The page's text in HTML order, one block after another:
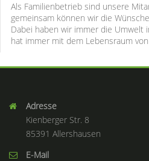
Als Familienbetrieb sind unsere
gemeinsam können wir die
Dabei haben wir immer die Umwelt
hat immer mit dem Lebensraum
Adresse
Kienberger Str. 8
85391 Allershausen
E-Mail